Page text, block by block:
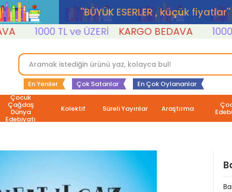
''BÜYÜK ESERLER , küçük fiyatlar''
1000 TL ve ÜZERİ KARGO BEDAVA 1000 TL
En Yeniler Çok Satanlar En Çok Oylananlar
Çocuk
Çağdaş
Dünya
Edebiyatı
Kolektif Süreli Yayınlar Araştırma